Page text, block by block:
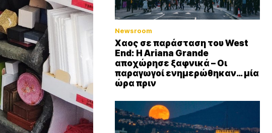
Newsroom
Xαος σε παράσταση του West
End: Η Αriana Grande
αποχώρησε ξαφνικά – Οι
παραγωγοί ενημερώθηκαν… μία
ώρα πριν